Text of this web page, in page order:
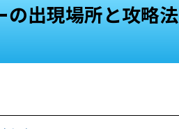
の出現場所と攻略法